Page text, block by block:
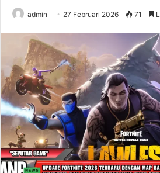
admin 27 Februari 2026 71